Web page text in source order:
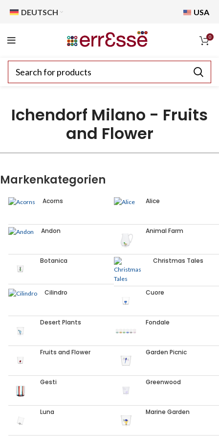
DEUTSCH USA
0
Ichendorf Milano - Fruits
and Flower
Markenkategorien
Acorns Alice
Andon Animal Farm
Botanica Christmas Tales
Cilindro Cuore
Desert Plants Fondale
Fruits and Flower Garden Picnic
Gesti Greenwood
Luna Marine Garden